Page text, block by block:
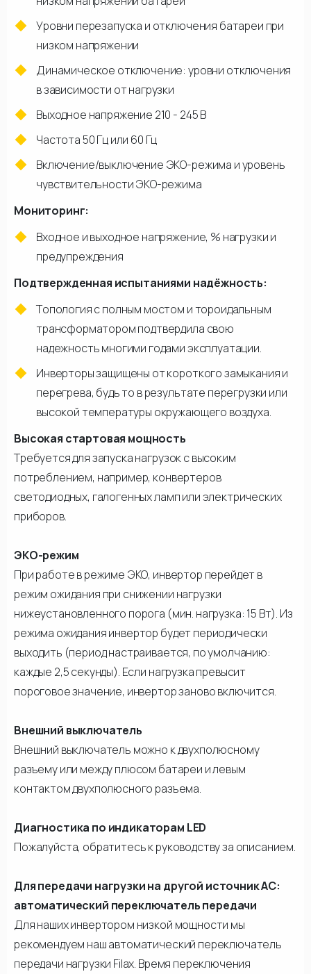
Уровни перезапуска и отключения батареи при
низком напряжении
Динамическое отключение: уровни отключения
в зависимости от нагрузки
Выходное напряжение 210 - 245 В
Частота 50 Гц или 60 Гц
Включение/выключение ЭКО-режима и уровень
чувствительности ЭКО-режима
Мониторинг:
Входное и выходное напряжение, % нагрузки и
предупреждения
Подтвержденная испытаниями надёжность:
Топология с полным мостом и тороидальным
трансформатором подтвердила свою
надежность многими годами эксплуатации.
Инверторы защищены от короткого замыкания и
перегрева, будь то в результате перегрузки или
высокой температуры окружающего воздуха.
Высокая стартовая мощность
Требуется для запуска нагрузок с высоким
потреблением, например, конвертеров
светодиодных, галогенных ламп или электрических
приборов.
ЭКО-режим
При работе в режиме ЭКО, инвертор перейдет в
режим ожидания при снижении нагрузки
нижеустановленного порога (мин. нагрузка: 15 Вт). Из
режима ожидания инвертор будет периодически
выходить (период настраивается, по умолчанию:
каждые 2,5 секунды). Если нагрузка превысит
пороговое значение, инвертор заново включится.
Внешний выключатель
Внешний выключатель можно к двухполюсному
разъему или между плюсом батареи и левым
контактом двухполюсного разъема.
Диагностика по индикаторам LED
Пожалуйста, обратитесь к руководству за описанием.
Для передачи нагрузки на другой источник АС:
автоматический переключатель передачи
Для наших инвертором низкой мощности мы
рекомендуем наш автоматический переключатель
передачи нагрузки Filax. Время переключения